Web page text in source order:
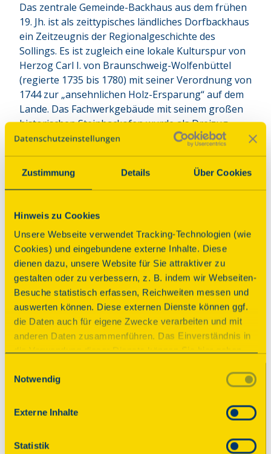
Zustimmung Details Über Cookies
Hinweis zu Cookies
Unsere Webseite verwendet Tracking-Technologien (wie
Cookies) und eingebundene externe Inhalte. Diese
dienen dazu, unsere Website für Sie attraktiver zu
gestalten oder zu verbessern, z. B. indem wir Webseiten-
Besuche statistisch erfassen, Reichweiten messen und
auswerten können. Diese externen Dienste können ggf.
die Daten auch für eigene Zwecke verarbeiten und mit
anderen Daten zusammenführen. Das Einverständnis in
die Verwendung dieser Dienste können Sie hier geben.
unserer Datenschutzerklärung. Durch Anklicken der
einzelner Cookies (Kategorien) in
den Einstellungen erteilen Sie uns Ihre Einwilligung zur
Verarbeitung Ihrer Daten zu den jeweiligen Zwecken. Die
Notwendig
Externe Inhalte
Statistik
Das zentrale Gemeinde-Backhaus aus dem frühen
19. Jh. ist als zeittypisches ländliches Dorfbackhaus
ein Zeitzeugnis der Regionalgeschichte des
Sollings. Es ist zugleich eine lokale Kulturspur von
Herzog Carl I. von Braunschweig-Wolfenbüttel
(regierte 1735 bis 1780) mit seiner Verordnung von
1744 zur „ansehnlichen Holz-Ersparung“ auf dem
Lande. Das Fachwerkgebäude mit seinem großen
historischen Steinbackofen wurde als Dreizug-
Ofenanlage funktionstüchtig saniert, um das
Backen von Steinofenbroten wieder zu
ermöglichen.
Programm
Führung
Tradition des Brotbackens im
Dorf
Sonntag, 13.09.2026 14:00 Uhr
Dorfbackhaus.